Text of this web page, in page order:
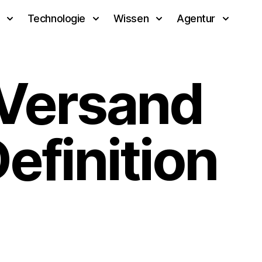
Technologie Wissen Agentur